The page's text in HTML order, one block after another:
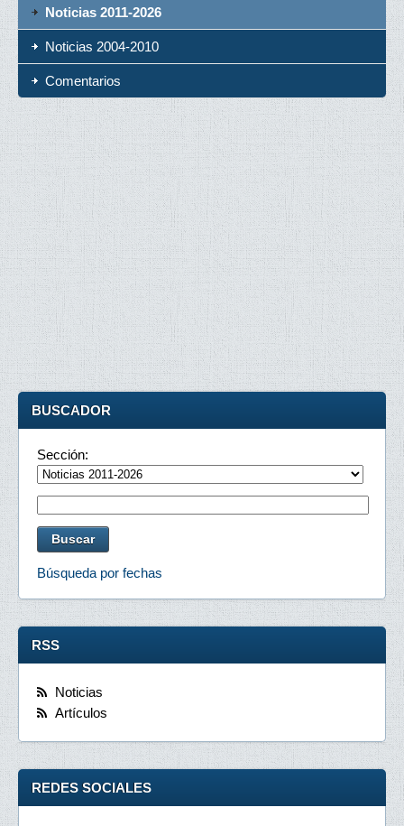
Noticias 2011-2026
Noticias 2004-2010
Comentarios
BUSCADOR
Sección:
Búsqueda por fechas
RSS
Noticias
Artículos
REDES SOCIALES